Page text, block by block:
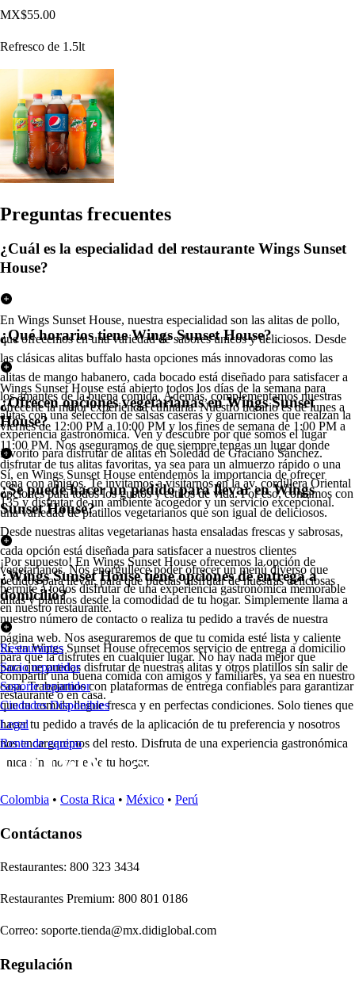
MX$55.00
Refresco de 1.5lt
Preguntas frecuentes
¿Cuál es la especialidad del restaurante Wings Sunset
House?
En Wings Sunset House, nuestra especialidad son las alitas de pollo,
que ofrecemos en una variedad de sabores únicos y deliciosos. Desde
las clásicas alitas buffalo hasta opciones más innovadoras como las
alitas de mango habanero, cada bocado está diseñado para satisfacer a
los amantes de la buena comida. Además, complementamos nuestras
alitas con una selección de salsas caseras y guarniciones que realzan la
experiencia gastronómica. Ven y descubre por qué somos el lugar
favorito para disfrutar de alitas en Soledad de Graciano Sánchez.
¿Qué horarios tiene Wings Sunset House?
Wings Sunset House está abierto todos los días de la semana para
ofrecerte la mejor experiencia culinaria. Nuestro horario es de lunes a
viernes de 12:00 PM a 10:00 PM y los fines de semana de 1:00 PM a
11:00 PM. Nos aseguramos de que siempre tengas un lugar donde
disfrutar de tus alitas favoritas, ya sea para un almuerzo rápido o una
cena con amigos. Te invitamos a visitarnos en la av. cordillera Oriental
135 y disfrutar de un ambiente acogedor y un servicio excepcional.
¿Ofrecen opciones vegetarianas en Wings Sunset
House?
Sí, en Wings Sunset House entendemos la importancia de ofrecer
opciones para todos los gustos y estilos de vida. Por eso, contamos con
una variedad de platillos vegetarianos que son igual de deliciosos.
Desde nuestras alitas vegetarianas hasta ensaladas frescas y sabrosas,
cada opción está diseñada para satisfacer a nuestros clientes
vegetarianos. Nos enorgullece poder ofrecer un menú diverso que
permite a todos disfrutar de una experiencia gastronómica memorable
en nuestro restaurante.
¿Se puede hacer un pedido para llevar en Wings
Sunset House?
¡Por supuesto! En Wings Sunset House ofrecemos la opción de
pedidos para llevar, para que puedas disfrutar de nuestras deliciosas
alitas y platillos desde la comodidad de tu hogar. Simplemente llama a
nuestro número de contacto o realiza tu pedido a través de nuestra
página web. Nos aseguraremos de que tu comida esté lista y caliente
para que la disfrutes en cualquier lugar. No hay nada mejor que
compartir una buena comida con amigos y familiares, ya sea en nuestro
restaurante o en casa.
¿Wings Sunset House tiene opciones de entrega a
domicilio?
Sí, en Wings Sunset House ofrecemos servicio de entrega a domicilio
para que puedas disfrutar de nuestras alitas y otros platillos sin salir de
casa. Trabajamos con plataformas de entrega confiables para garantizar
que tu comida llegue fresca y en perfectas condiciones. Solo tienes que
hacer tu pedido a través de la aplicación de tu preferencia y nosotros
nos encargaremos del resto. Disfruta de una experiencia gastronómica
única sin moverte de tu hogar.
Restaurantes
Socio repartidor
Soporte repartidor
Ciudades Disponibles
Legal
Renta de equipo
Colombia • Costa Rica • México • Perú
Contáctanos
Restaurantes: 800 323 3434
Restaurantes Premium: 800 801 0186
Correo: soporte.tienda@mx.didiglobal.com
Regulación